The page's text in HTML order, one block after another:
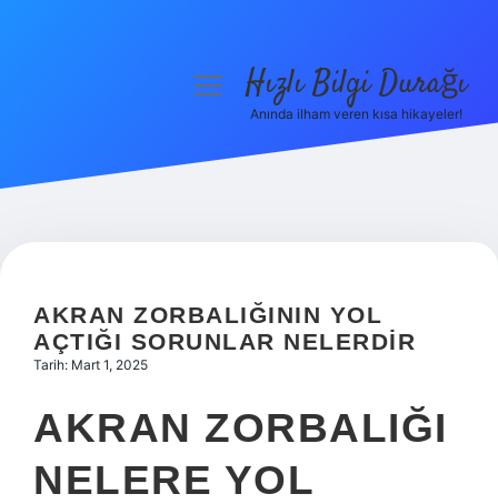
Hakkımızda
menüyüHızlı Bilgi Durağı
Anında ilham veren kısa hikayeler!
AKRAN ZORBALIĞININ YOL
AÇTIĞI SORUNLAR NELERDIR
Tarih: Mart 1, 2025
AKRAN ZORBALIĞI
NELERE YOL